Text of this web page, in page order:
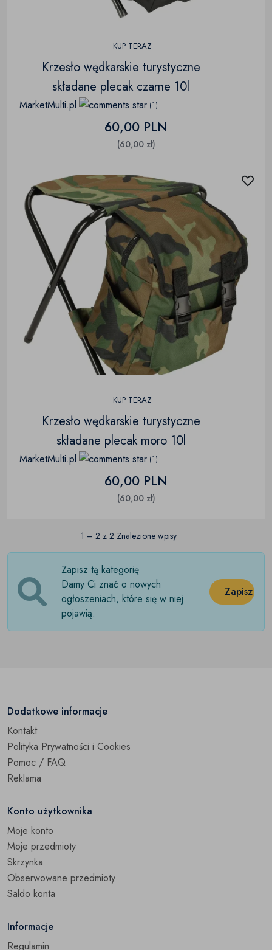
KUP TERAZ
Krzesło wędkarskie turystyczne
składane plecak czarne 10l
MarketMulti.pl (1)
60,00 PLN
(60,00 zł)
KUP TERAZ
Krzesło wędkarskie turystyczne
składane plecak moro 10l
MarketMulti.pl (1)
60,00 PLN
(60,00 zł)
1 – 2 z 2 Znalezione wpisy
Zapisz tą kategorię
Damy Ci znać o nowych
ogłoszeniach, które się w niej
pojawią.
Zapisz
Dodatkowe informacje
Kontakt
Polityka Prywatności i Cookies
Pomoc / FAQ
Reklama
Konto użytkownika
Moje konto
Moje przedmioty
Skrzynka
Obserwowane przedmioty
Saldo konta
Informacje
Regulamin